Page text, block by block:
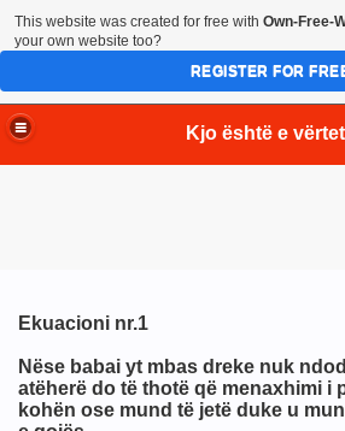
Kjo është e
Ekuacioni nr.1
Nëse babai yt mbas dreke nuk
atëherë do të thotë që menaxhimi i
kohën ose mund të jetë duke u
This website was created for free with Own-Free-
your own website too?
REGISTER FOR